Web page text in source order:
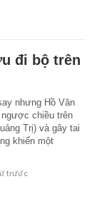
đi bộ trên
nhưng Hồ Văn
chiều trên
Trị) và gây tai
khiến một
trước